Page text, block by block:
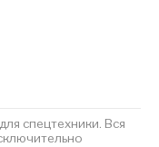
спецтехники. Вся